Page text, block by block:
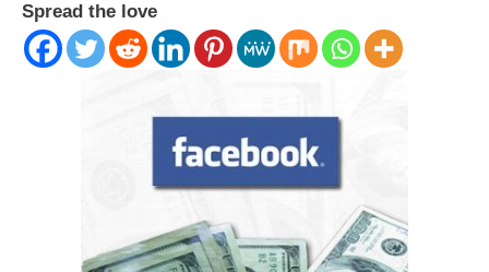
Spread the love